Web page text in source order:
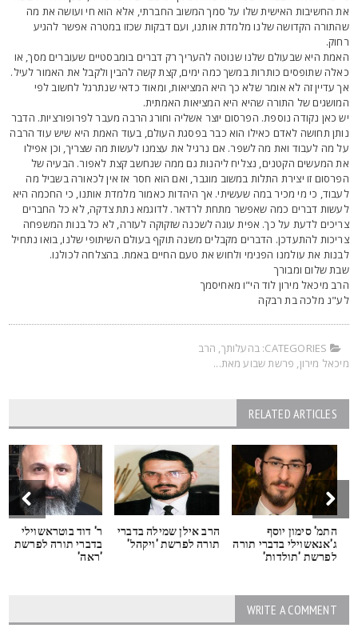
החשיבות האישית שלו על סמך המשוב החברתי, אלא הוא חי ועושה את מה
הקדושה שלנו מלמדת אותנו, ועם דבקות שכזו במטרה אפשר להגיע
היא שבעולם שלנו שנוטה להעריך רק דברים בומבסטיים שעוברים מסך, או
שתופסים כותרות במשך כמה ימים, קצת קשה להבין ולקבל את האמור לעיל.
עדיין זה לא אומר שלא כך היא המציאות, ומאוד כדאי שנתרגל לחשוב לפי
של התורה שהיא היא המציאות האמתית.
כאן נקודה נוספת. הפרסום יוצר אשליה וחורג הרבה מעבר לפרופורציות. הדבר
תחושה לאדם כאילו הוא כבר בפסגת העולם, בעוד האמת היא שיש עוד הרבה
מה לעבוד ואת מה לשפר. אם נרגיל את עצמנו לעשות מה שצריך, וכן אפילו
המעשים הקטנים, נצליח ליהנות גם ממה שנחשב קצת לאפור. הבעיה של
זו יצירת התלות במשוב מוגבר, ואם הוא חסר אז אין לכאורה בשביל מה
כי מי מכיר במה שעשיתי. אך היהדות כאמור מלמדת אותנו, כי החכמה היא
דברים כמה שאפשר מתחת לרדאר. לדוגמא נתת צדקה, לא כל החברים
לדעת על כך. אפית עוגה לשכנה שזקוקה לעזרה, לא כל בנות המשפחה
להתעדכן. הדברים מקבלים משנה תוקף בעולם השיתופי שלנו, בואו נתחיל
את עולמנו הפנימי ולחוש את טעם החיים באמת. בהצלחה לכולנו.
שלום ומבורך
מיכאל מירון לוד הי"ו מאחיסמך
מלכה בת רבקה
CATEGORIES: בהעלותך,הרב
מירון,פרשת שבוע מאת...
RELATED ARTICLES
התמ' סימון יוסף
ג'אנאשוילי בדברי תורה
לפרשת 'תולדות'
הרב אילן שמילה בדברי
תורה לפרשת 'ויקהל'
ר' דוד בוטראשוילי
בדברי תורה לפרשת
'ראה'
WRITE A COMMENT